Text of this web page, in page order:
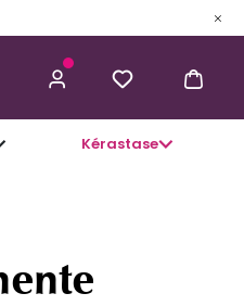
Kérastase
J’ACHÈTE